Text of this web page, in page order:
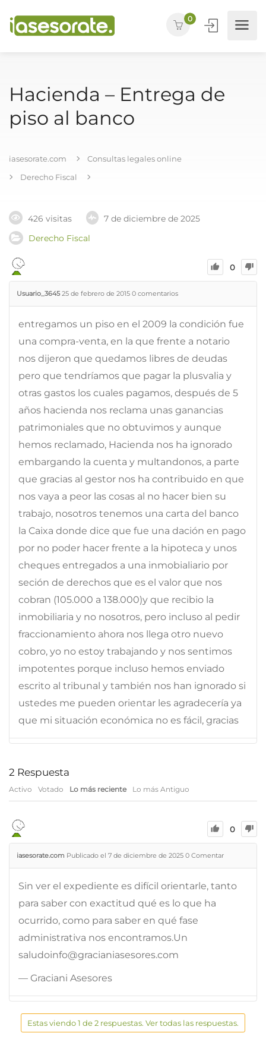
0
Hacienda – Entrega de
piso al banco
iasesorate.com
Consultas legales online
Derecho Fiscal
426 visitas
7 de diciembre de 2025
Derecho Fiscal
0
Usuario_3645 25 de febrero de 2015 0 comentarios
entregamos un piso en el 2009 la condición fue
una compra-venta, en la que frente a notario
nos dijeron que quedamos libres de deudas
pero que tendríamos que pagar la plusvalia y
otras gastos los cuales pagamos, después de 5
años hacienda nos reclama unas ganancias
patrimoniales que no obtuvimos y aunque
hemos reclamado, Hacienda nos ha ignorado
embargando la cuenta y multandonos, a parte
que gracias al gestor nos ha contribuido en que
nos vaya a peor las cosas al no hacer bien su
trabajo, nosotros tenemos una carta del banco
la Caixa donde dice que fue una dación en pago
por no poder hacer frente a la hipoteca y unos
cheques entregados a una inmobialiario por
seción de derechos que es el valor que nos
cobran (105.000 a 138.000)y que recibio la
inmobiliaria y no nosotros, pero incluso al pedir
fraccionamiento ahora nos llega otro nuevo
cobro, yo no estoy trabajando y nos sentimos
impotentes porque incluso hemos enviado
escrito al tribunal y también nos han ignorado si
ustedes me pueden orientar les agradecería ya
que mi situación económica no es fácil, gracias
2 Respuesta
Activo Votado Lo más reciente Lo más Antiguo
0
iasesorate.com Publicado el 7 de diciembre de 2025 0 Comentar
Sin ver el expediente es difícil orientarle, tanto
para saber con exactitud qué es lo que ha
ocurrido, como para saber en qué fase
administrativa nos encontramos.Un
saludoinfo@gracianiasesores.com
— Graciani Asesores
Estas viendo 1 de 2 respuestas. Ver todas las respuestas.